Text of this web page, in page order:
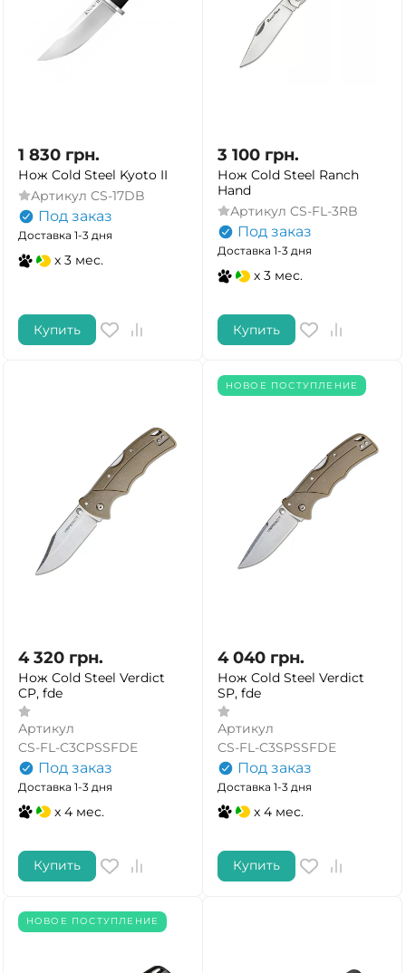
1 830 грн.
Нож Cold Steel Kyoto II
Артикул CS-17DB
Под заказ
Доставка 1-3 дня
x 3 мес.
Купить
3 100 грн.
Нож Cold Steel Ranch
Hand
Артикул CS-FL-3RB
Под заказ
Доставка 1-3 дня
x 3 мес.
Купить
4 320 грн.
Нож Cold Steel Verdict
CP, fde
Артикул
CS-FL-C3CPSSFDE
Под заказ
Доставка 1-3 дня
x 4 мес.
Купить
НОВОЕ ПОСТУПЛЕНИЕ
4 040 грн.
Нож Cold Steel Verdict
SP, fde
Артикул
CS-FL-C3SPSSFDE
Под заказ
Доставка 1-3 дня
x 4 мес.
Купить
НОВОЕ ПОСТУПЛЕНИЕ